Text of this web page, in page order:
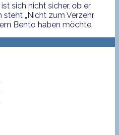
sich nicht sicher, ob er
steht „Nicht zum Verzehr
Bento haben möchte.